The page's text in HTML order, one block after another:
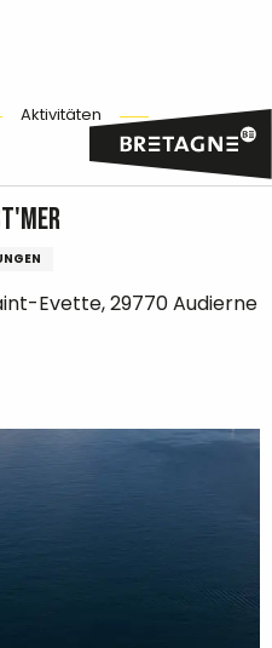
Aktivitäten
Evette, 29770 Audierne